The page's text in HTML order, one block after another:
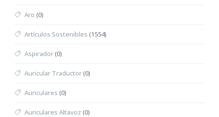
Aro (0)
Artículos Sostenibles (1554)
Aspirador(0)
Auricular Traductor(0)
Auriculares (0)
Auriculares Altavoz (0)